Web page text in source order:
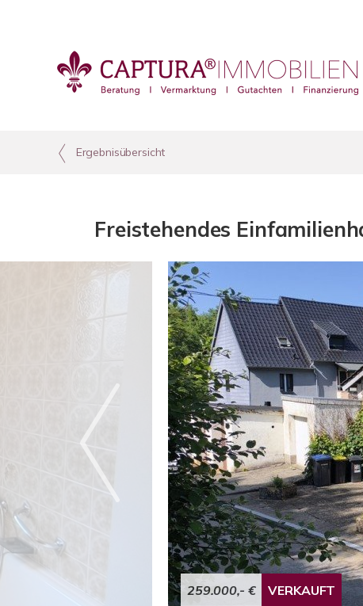
Ergebnisübersicht
Freistehendes
259.000,- € VERKAUFT